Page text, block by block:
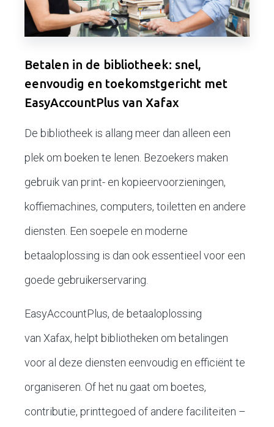
Betalen in de bibliotheek: snel,
eenvoudig en toekomstgericht met
EasyAccountPlus van Xafax
De bibliotheek is allang meer dan alleen een
plek om boeken te lenen. Bezoekers maken
gebruik van print- en kopieervoorzieningen,
koffiemachines, computers, toiletten en andere
diensten. Een soepele en moderne
betaaloplossing is dan ook essentieel voor een
goede gebruikerservaring.
EasyAccountPlus, de betaaloplossing
van Xafax, helpt bibliotheken om betalingen
voor al deze diensten eenvoudig en efficiënt te
organiseren. Of het nu gaat om boetes,
contributie, printtegoed of andere faciliteiten –